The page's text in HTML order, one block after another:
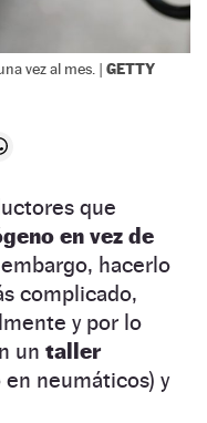
vez al mes. | GETTY
que
en vez de
hacerlo
complicado,
y por lo
un taller
neumáticos) y